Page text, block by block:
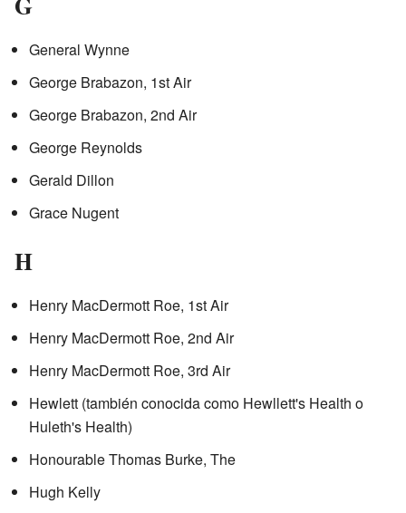
General Wynne
George Brabazon, 1st Air
George Brabazon, 2nd Air
George Reynolds
Gerald Dillon
Grace Nugent
H
Henry MacDermott Roe, 1st Air
Henry MacDermott Roe, 2nd Air
Henry MacDermott Roe, 3rd Air
Hewlett (también conocida como Hewllett's Health o
Huleth's Health)
Honourable Thomas Burke, The
Hugh Kelly